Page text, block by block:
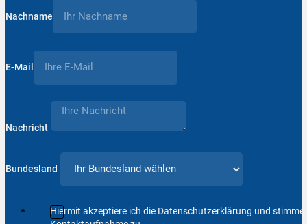
Nachname
E-Mail
Nachricht
Bundesland
Hiermit akzeptiere ich die Datenschutzerklärung und